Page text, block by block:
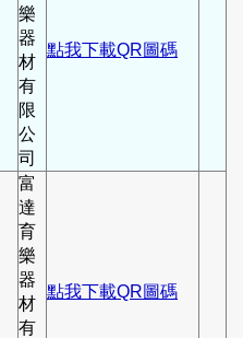
樂
器
材
有
限
公
司
點我下載QR圖碼
富
達
育
樂
器
材
有
點我下載QR圖碼